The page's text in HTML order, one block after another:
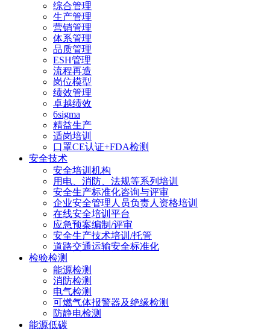
综合管理
生产管理
营销管理
体系管理
品质管理
ESH管理
流程再造
岗位模型
绩效管理
卓越绩效
6sigma
精益生产
适岗培训
口罩CE认证+FDA检测
安全技术
安全培训机构
用电、消防、法规等系列培训
安全生产标准化咨询与评审
企业安全管理人员负责人资格培训
在线安全培训平台
应急预案编制/评审
安全生产技术培训/托管
道路交通运输安全标准化
检验检测
能源检测
消防检测
电气检测
可燃气体报警器及绝缘检测
防静电检测
能源低碳